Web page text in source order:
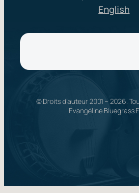
English
© Droits d’auteur 2001 –2026.
Évangéline Bluegrass